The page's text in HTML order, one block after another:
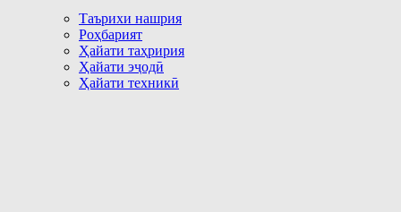
Таърихи нашрия
Роҳбарият
Ҳайати таҳририя
Ҳайати эҷодӣ
Ҳайати техникӣ